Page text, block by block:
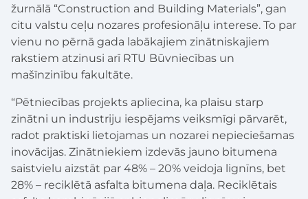
žurnālā “Construction and Building Materials”, gan
citu valstu ceļu nozares profesionāļu interese. To par
vienu no pērnā gada labākajiem zinātniskajiem
rakstiem atzinusi arī RTU Būvniecības un
mašīnzinību fakultāte.
“Pētniecības projekts apliecina, ka plaisu starp
zinātni un industriju iespējams veiksmīgi pārvarēt,
radot praktiski lietojamas un nozarei nepieciešamas
inovācijas. Zinātniekiem izdevās jauno bitumena
saistvielu aizstāt par 48% – 20% veidoja lignīns, bet
28% – reciklētā asfalta bitumena daļa. Reciklētais